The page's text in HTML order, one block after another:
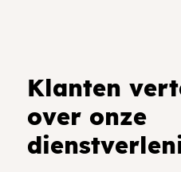
Klanten
over onze